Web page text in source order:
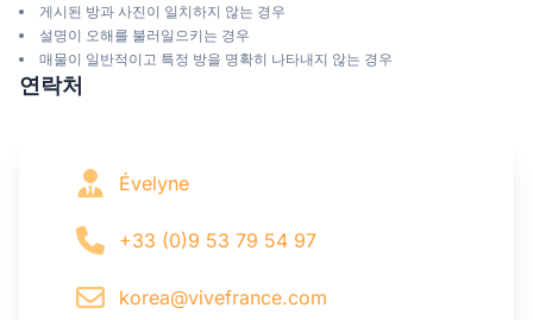
게시된 방과 사진이 일치하지 않는 경우
설명이 오해를 불러일으키는 경우
매물이 일반적이고 특정 방을 명확히 나타내지 않는 경우
연락처
Évelyne
+33 (0)9 53 79 54 97
korea@vivefrance.com